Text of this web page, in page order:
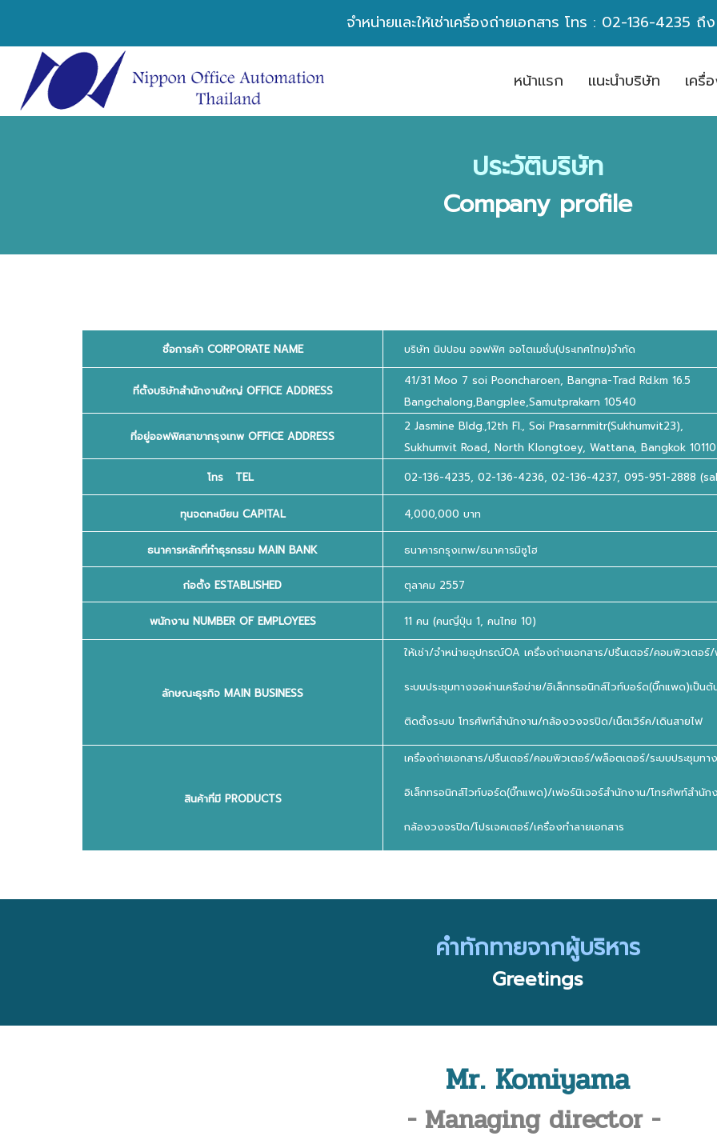
จำหน่ายและให้เช่าเครื่องถ่ายเอกสาร โทร : 02-136-4235 ถึ
หน้าเเรก เเนะนำบริษัท เครื่
ประวัติบริษัท
Company profile
ชื่อการค้า CORPORATE NAME บริษัท นิปปอน ออฟฟิศ ออโตเมชั่น(ประเทศไทย)จำกัด
ที่ตั้งบริษัทสำนักงานใหญ่ OFFICE ADDRESS
41/31 Moo 7 soi Pooncharoen, Bangna-Trad Rd.km 16.5
Bangchalong,Bangplee,Samutprakarn 10540
ที่อยู่ออฟฟิศสาขากรุงเทพ OFFICE ADDRESS
2 Jasmine Bldg.,12th Fl., Soi Prasarnmitr(Sukhumvit23),
Sukhumvit Road, North Klongtoey, Wattana, Bangkok 10110
โทร TEL
02-136-4235, 02-136-4236, 02-136-4237, 095-951-2888
ทุนจดทะเบียน CAPITAL 4,000,000 บาท
ธนาคารหลักที่ทำธุรกรรม MAIN BANK ธนาคารกรุงเทพ/ธนาคารมิซูโฮ
ก่อตั้ง ESTABLISHED ตุลาคม 2557
พนักงาน NUMBER OF EMPLOYEES 11 คน (คนญี่ปุ่น 1, คนไทย 10)
ลักษณะธุรกิจ MAIN BUSINESS
ให้เช่า/จำหน่ายอุปกรณ์OA เครื่องถ่ายเอกสาร/ปริ้นเตอร์/คอมพิวเตอร์
ระบบประชุมทางจอผ่านเครือข่าย/อิเล็กทรอนิกส์ไวท์บอร์ด(บิ๊กแพด)เป็นต้
ติดตั้งระบบ โทรศัพท์สำนักงาน/กล้องวงจรปิด/เน็ตเวิร์ค/เดินสายไฟ
สินค้าที่มี PRODUCTS
เครื่องถ่ายเอกสาร/ปริ้นเตอร์/คอมพิวเตอร์/พล็อตเตอร์/ระบบประชุมทา
อิเล็กทรอนิกส์ไวท์บอร์ด(บิ๊กแพด)/เฟอร์นิเจอร์สำนักงาน/โทรศัพท์สำนัก
กล้องวงจรปิด/โปรเจคเตอร์/เครื่องทำลายเอกสาร
คำทักทายจากผู้บริหาร
Greetings
Mr. Komiyama
- Managing director -